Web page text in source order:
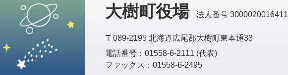
大樹町役場 法人番号 3000020016411
〒089-2195 北海道広尾郡大樹町東本通33
電話番号：01558-6-2111 (代表)
ファックス：01558-6-2495